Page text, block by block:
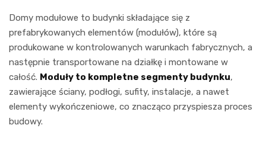
Domy modułowe to budynki składające się z
prefabrykowanych elementów (modułów), które są
produkowane w kontrolowanych warunkach fabrycznych, a
następnie transportowane na działkę i montowane w
całość. Moduły to kompletne segmenty budynku,
zawierające ściany, podłogi, sufity, instalacje, a nawet
elementy wykończeniowe, co znacząco przyspiesza proces
budowy.